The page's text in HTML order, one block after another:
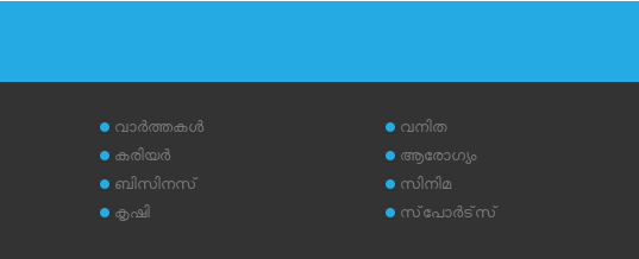
വാര്‍ത്തകള്‍
കരിയര്‍
ബിസിനസ്
കൃഷി
വനിത
ആരോഗ്യം
സിനിമ
സ്‌പോര്‍ട്‌സ്